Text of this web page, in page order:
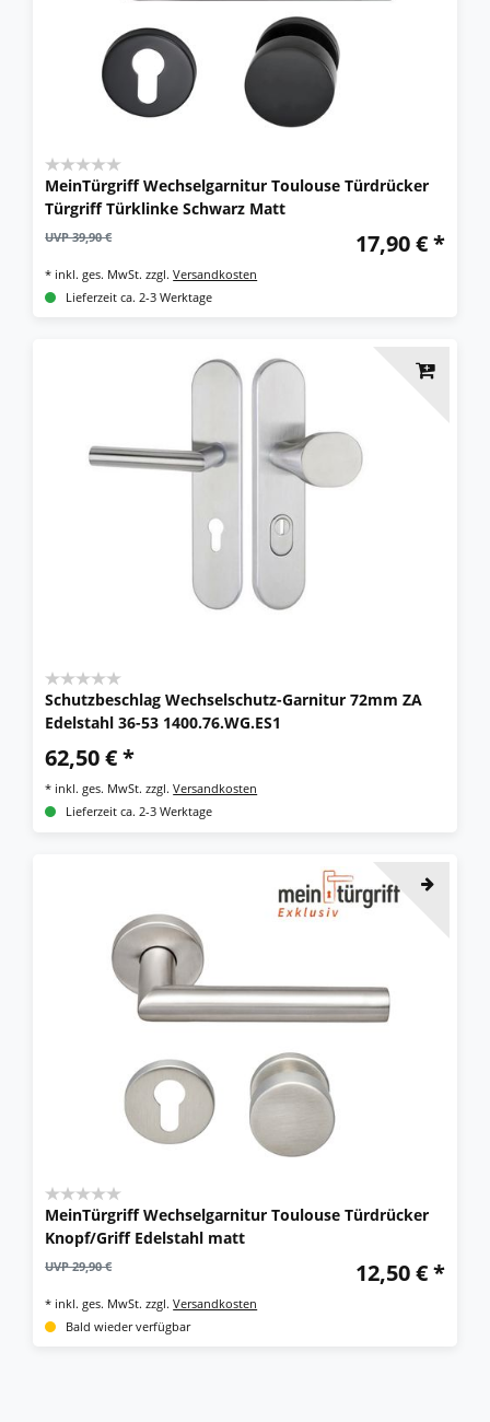
MeinTürgriff Wechselgarnitur Toulouse Türdrücker
Türgriff Türklinke Schwarz Matt
UVP 39,90 € 17,90 € *
* inkl. ges. MwSt. zzgl.Versandkosten
Lieferzeit ca. 2-3 Werktage
Schutzbeschlag Wechselschutz-Garnitur 72mm ZA
Edelstahl 36-53 1400.76.WG.ES1
62,50 € *
* inkl. ges. MwSt. zzgl.Versandkosten
Lieferzeit ca. 2-3 Werktage
MeinTürgriff Wechselgarnitur Toulouse Türdrücker
Knopf/Griff Edelstahl matt
UVP 29,90 € 12,50 € *
* inkl. ges. MwSt. zzgl.Versandkosten
Bald wieder verfügbar